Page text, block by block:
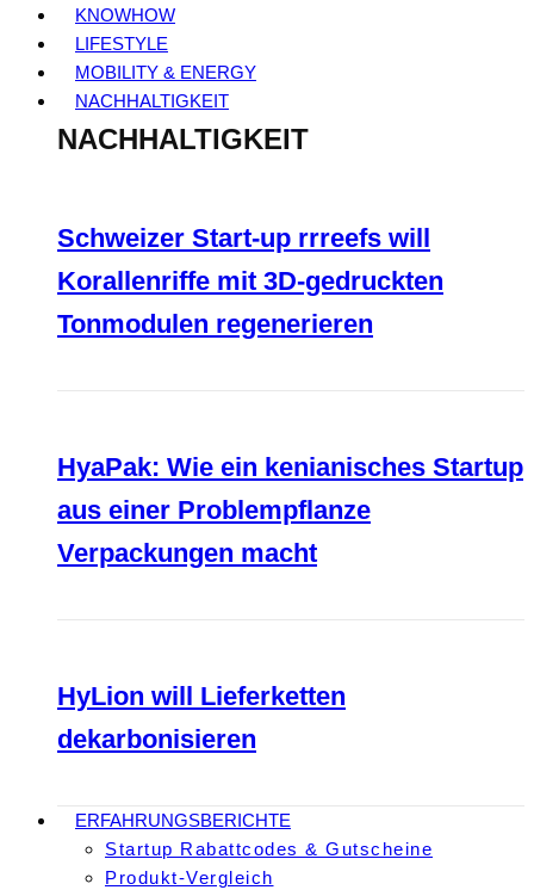
KNOWHOW
LIFESTYLE
MOBILITY & ENERGY
NACHHALTIGKEIT
NACHHALTIGKEIT
Schweizer Start-up rrreefs will
Korallenriffe mit 3D-gedruckten
Tonmodulen regenerieren
HyaPak: Wie ein kenianisches Startup
aus einer Problempflanze
Verpackungen macht
HyLion will Lieferketten
dekarbonisieren
ERFAHRUNGSBERICHTE
Startup Rabattcodes & Gutscheine
Produkt-Vergleich